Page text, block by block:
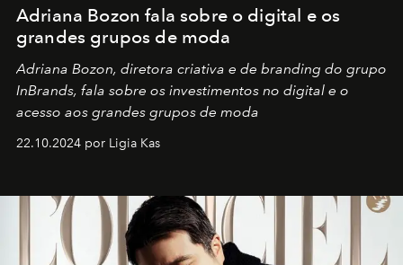
Adriana Bozon fala sobre o digital e os
grandes grupos de moda
Adriana Bozon, diretora criativa e de branding do grupo
InBrands, fala sobre os investimentos no digital e o
acesso aos grandes grupos de moda
22.10.2024 por Ligia Kas